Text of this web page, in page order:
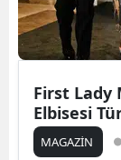
First Lady
Elbisesi
MAGAZİN